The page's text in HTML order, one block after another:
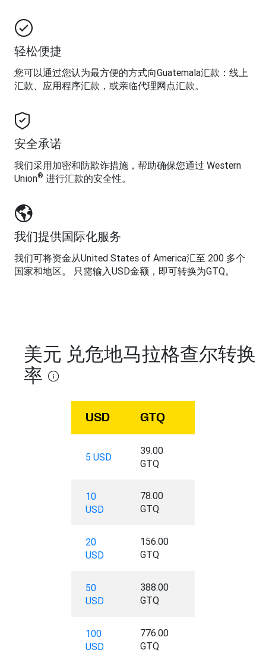
轻松便捷
您可以通过您认为最方便的方式向Guatemala汇款：线上
汇款、应用程序汇款，或亲临代理网点汇款。
安全承诺
我们采用加密和防欺诈措施，帮助确保您通过 Western
Union® 进行汇款的安全性。
我们提供国际化服务
我们可将资金从United States of America汇至 200 多个
国家和地区。 只需输入USD金额，即可转换为GTQ。
美元 兑危地马拉格查尔转换
率
USD GTQ
5 USD
39.00
GTQ
10
USD
78.00
GTQ
20
USD
156.00
GTQ
50
USD
388.00
GTQ
100
USD
776.00
GTQ